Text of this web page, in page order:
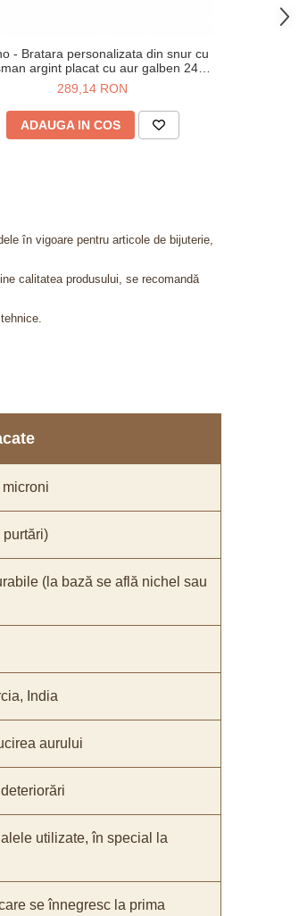
- Bratara personalizata din snur cu
argint placat cu aur galben 24K
labuta
289,14 RON
ADAUGA IN COS
în vigoare pentru articole de bijuterie,
calitatea produsului, se recomandă
purtări)
(la bază se află nichel sau
India
aurului
utilizate, în special la
se înnegresc la prima